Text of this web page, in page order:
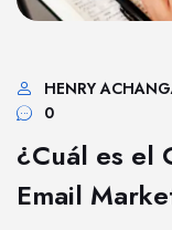
HENRY
0
¿Cuál es el
Email